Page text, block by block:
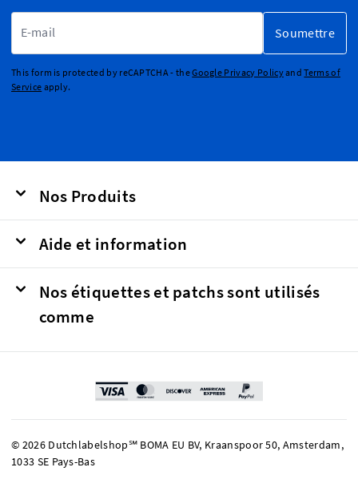
Soumettre
This form is protected by reCAPTCHA - theGoogle Privacy PolicyandTerms of
Service apply.
Nos Produits
Aide et information
Nos étiquettes et patchs sont utilisés
comme
© 2026 Dutchlabelshop℠ BOMA EU BV, Kraanspoor 50, Amsterdam,
1033 SE Pays-Bas